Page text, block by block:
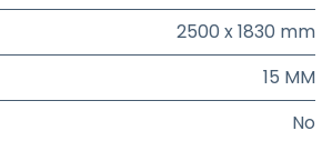
2500 x 1830 mm
15 MM
No